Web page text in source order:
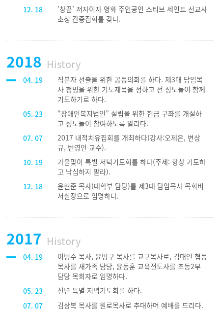
12. 18
'창끝’ 저자이자 영화 주인공인 스티브 세인트 선교사
초청 간증집회를 갖다.
2018 History
04. 19
직분자 선출을 위한 공동의회를 하다. 제3대 담임목
사 청빙을 위한 기도제목을 정하고 전 성도들이 함께
기도하기로 하다.
05. 23
“장애인복지법인” 설립을 위한 헌금 구좌를 개설하
고 성도들이 참여하도록 알리다.
07. 07
2017 내적치유집회를 개최하다(강사:오제은, 변상
규, 변영인 교수).
10. 19
가을맞이 특별 저녁기도회를 하다(주제: 항상 기도하
고 낙심하지 말라).
12. 18
윤현준 목사(대학부 담당)를 제3대 담임목사 목회비
서실장으로 임명하다.
2017 History
04. 19
이병수 목사, 윤병구 목사를 교구목사로, 김태연 협동
목사를 새가족 담당, 윤동훈 교육전도사를 초등2부
담당 목회자로 임명하다.
05. 23
신년 특별 저녁기도회를 하다.
07. 07
김상복 목사를 원로목사로 추대하며 예배를 드리다.